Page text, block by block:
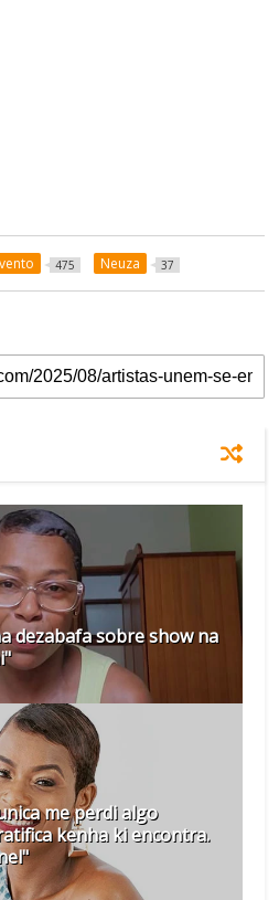
475 Neuza 37
dezabafa sobre show na
me perdi algo
kenha ki encontra.